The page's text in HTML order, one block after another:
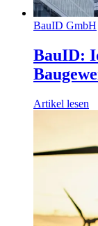
BauID GmbH
BauID:
Artikel lesen